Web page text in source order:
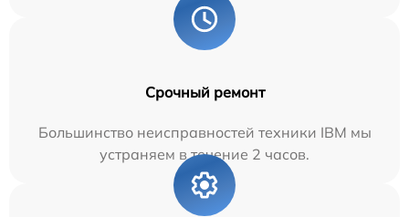
Срочный ремонт
Большинство неисправностей техники IBM мы
устраняем в течение 2 часов.